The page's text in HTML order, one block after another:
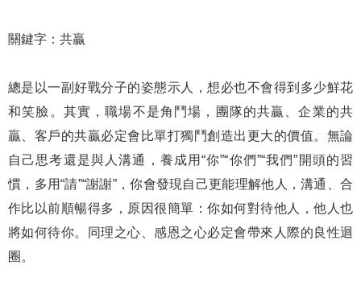
關鍵字：共贏
總是以一副好戰分子的姿態示人，想必也不會得到多少鮮花
和笑臉。其實，職場不是角鬥場，團隊的共贏、企業的共
贏、客戶的共贏必定會比單打獨鬥創造出更大的價值。無論
自己思考還是與人溝通，養成用“你”“你們”“我們”開頭的習
慣，多用“請”“謝謝”，你會發現自己更能理解他人，溝通、合
作比以前順暢得多，原因很簡單：你如何對待他人，他人也
將如何待你。同理之心、感恩之心必定會帶來人際的良性迴
圈。